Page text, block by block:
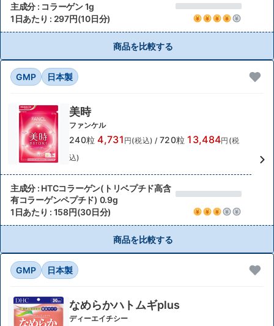
主成分 : コラーゲン 1g
1日あたり : 297円(10日分)
商品を比較する
GMP 日本製
美時
ファンケル
240粒 4,731 円(税込) / 720粒 13,484円(税
込)
主成分 : HTCコラーゲン(トリベプチド高含
有コラーゲンペプチド) 0.9g
1日あたり : 158円(30日分)
商品を比較する
GMP 日本製
なめらかハトムギplus
ディーエイチシー